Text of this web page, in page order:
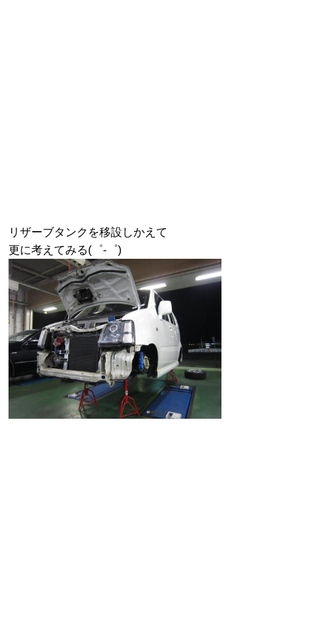
リザーブタンクを移設しかえて
更に考えてみる(゜-゜)